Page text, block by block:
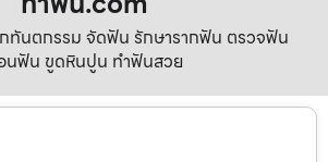
นตกรรม จัดฟัน รักษารากฟัน ตรวจฟัน
นฟัน ขูดหินปูน ทำฟันสวย